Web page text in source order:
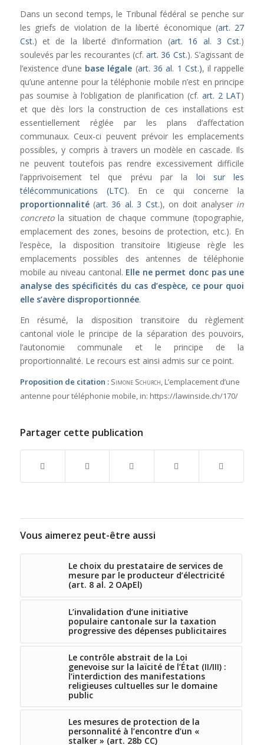
Dans un second temps, le Tribunal fédéral se penche sur
les griefs de violation de la liberté économique (art. 27
Cst.) et de la liberté d’information (art. 16 al. 3 Cst.)
soulevés par les recourantes (cf.art. 36 Cst.). S’agissant de
l’existence d’une base légale (art. 36 al. 1 Cst.), il rappelle
qu’une antenne pour la téléphonie mobile n’est en principe
pas soumise à l’obligation de planification (cf. art. 2 LAT)
et que dès lors la construction de ces installations est
essentiellement réglée par les plans d’affectation
communaux. Ceux-ci peuvent prévoir les emplacements
possibles, y compris à travers un modèle en cascade. Ils
ne peuvent toutefois pas rendre excessivement difficile
l’apprivoisement tel que prévu par la loi sur les
télécommunications (LTC). En ce qui concerne la
proportionnalité (art. 36 al. 3 Cst.), on doit analyser in
concretola situation de chaque commune (topographie,
emplacement des zones, besoins de protection, etc.). En
l’espèce, la disposition transitoire litigieuse règle les
emplacements possibles des antennes de téléphonie
mobile au niveau cantonal. Elle ne permet donc pas une
analyse des spécificités du cas d’espèce, ce pour quoi
elle s’avère disproportionnée.
En résumé, la disposition transitoire du règlement
cantonal viole le principe de la séparation des pouvoirs,
l’autonomie communale et le principe de la
proportionnalité. Le recours est ainsi admis sur ce point.
Proposition de citation : Simone Schürch, L’emplacement d’une
antenne pour téléphonie mobile, in: https://lawinside.ch/170/
Partager cette publication
Vous aimerez peut-être aussi
Le choix du prestataire de services de
mesure par le producteur d’électricité
(art. 8 al. 2 OApEl)
L’invalidation d’une initiative
populaire cantonale sur la taxation
progressive des dépenses publicitaires
Le contrôle abstrait de la Loi
genevoise sur la laïcité de l’État (II/III) :
l’interdiction des manifestations
religieuses cultuelles sur le domaine
public
Les mesures de protection de la
personnalité à l’encontre d’un «
stalker » (art. 28b CC)